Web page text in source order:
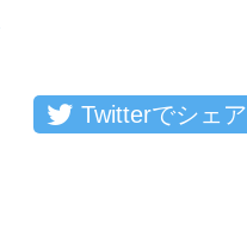
Twitterでシェア